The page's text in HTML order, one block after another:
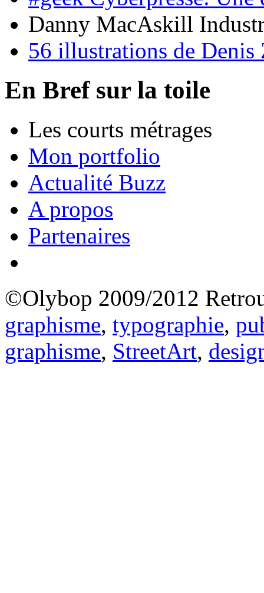
Danny MacAskill
56 illustrations de Denis
En Bref sur la toile
Les courts métrages
Mon portfolio
Actualité Buzz
A propos
Partenaires
©Olybop 2009/2012
graphisme, typographie,
graphisme, StreetArt,